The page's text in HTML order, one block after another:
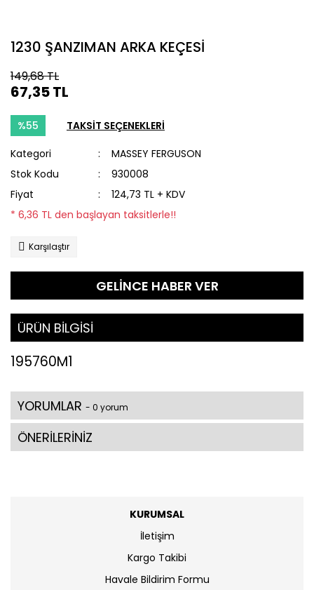
1230 ŞANZIMAN ARKA KEÇESİ
149,68 TL
67,35 TL
%55 TAKSİT SEÇENEKLERİ
Kategori
MASSEY FERGUSON
Stok Kodu
930008
Fiyat
124,73 TL + KDV
* 6,36 TL den başlayan taksitlerle!!
Karşılaştır
GELİNCE HABER VER
ÜRÜN BİLGİSİ
195760M1
YORUMLAR - 0 yorum
ÖNERİLERİNİZ
KURUMSAL
İletişim
Kargo Takibi
Havale Bildirim Formu